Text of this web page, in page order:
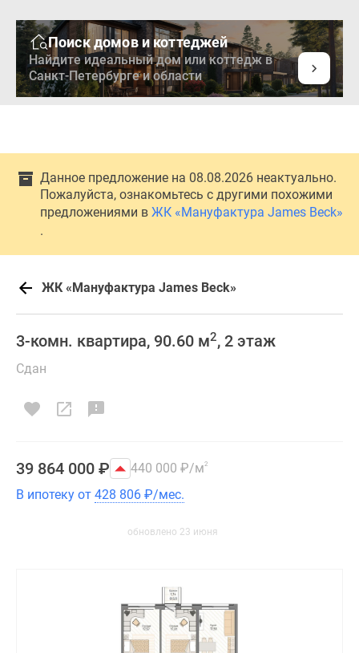
Поиск домов и коттеджей
Найдите идеальный дом или коттедж в
Санкт-Петербурге и области
Данное предложение на 08.08.2026 неактуально.
Пожалуйста, ознакомьтесь с другими похожими
предложениями в ЖК «Мануфактура James Beck»
.
ЖК «Мануфактура James Beck»
3-комн. квартира, 90.60 м2, 2 этаж
Сдан
39 864 000 ₽ 440 000 ₽/м2
В ипотеку от 428 806 ₽/мес.
обновлено 23 июня